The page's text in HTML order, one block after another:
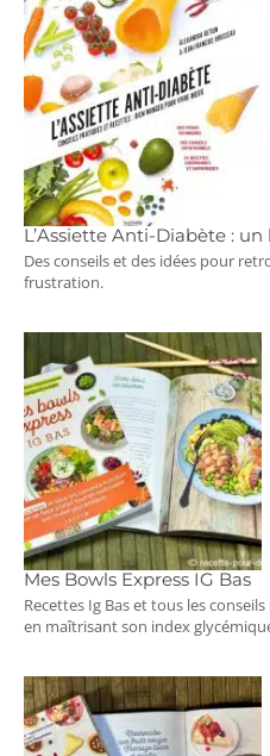
L’Assiette Anti-Diabète :
Des conseils et des idées pour
frustration.
Mes Bowls Express IG Bas
Recettes Ig Bas et tous les
en maîtrisant son index